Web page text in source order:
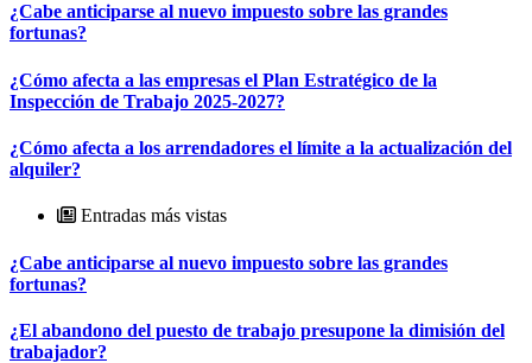
¿Cabe anticiparse al nuevo impuesto sobre las grandes
fortunas?
¿Cómo afecta a las empresas el Plan Estratégico de la
Inspección de Trabajo 2025-2027?
¿Cómo afecta a los arrendadores el límite a la actualización del
alquiler?
Entradas más vistas
¿Cabe anticiparse al nuevo impuesto sobre las grandes
fortunas?
¿El abandono del puesto de trabajo presupone la dimisión del
trabajador?